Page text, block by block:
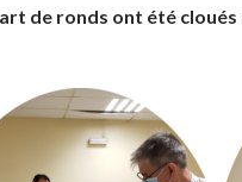
de ronds ont été